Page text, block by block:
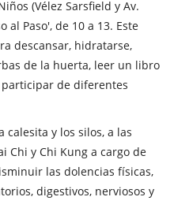
(Vélez Sarsfield y Av.
al Paso', de 10 a 13. Este
descansar, hidratarse,
de la huerta, leer un libro
de diferentes
calesita y los silos, a las
Chi y Chi Kung a cargo de
las dolencias físicas,
digestivos, nerviosos y